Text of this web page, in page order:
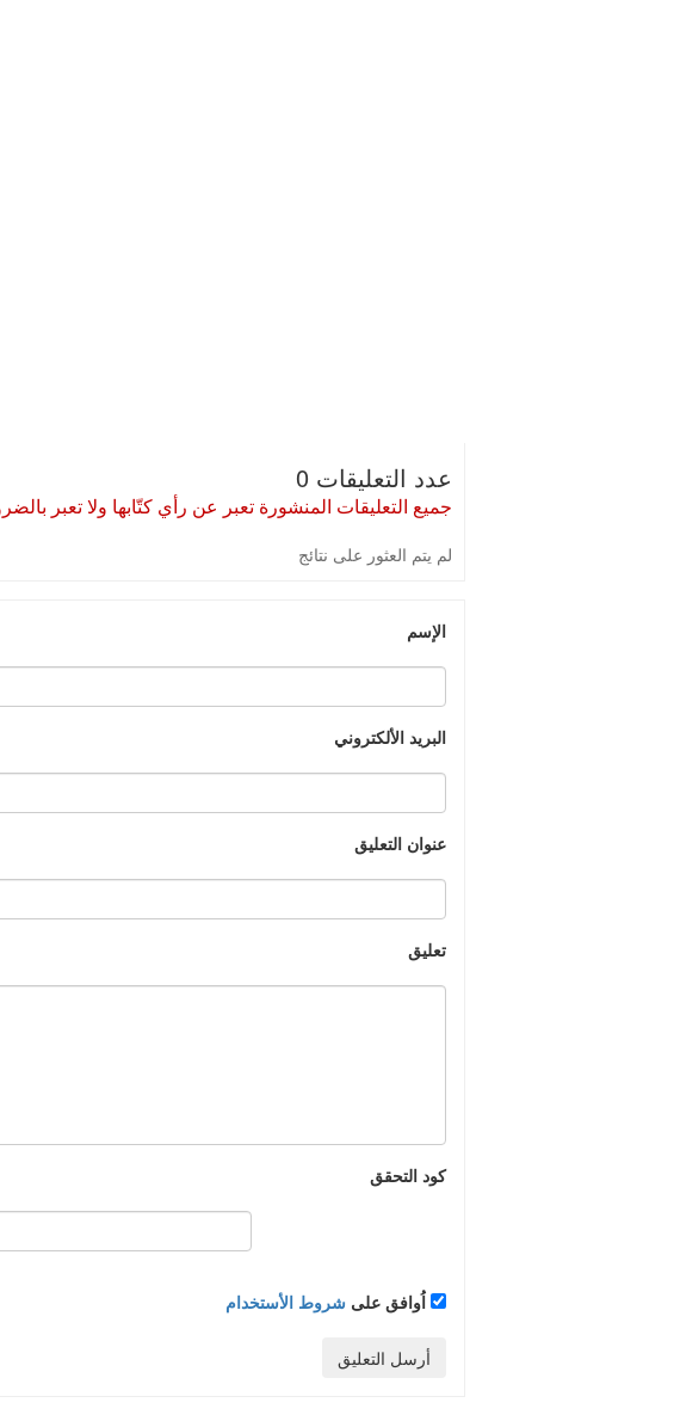
عدد التعليقات 0
جميع التعليقات المنشورة تعبر عن رأي كتّابها ولا تعبر
لم يتم العثور على نتائج
الإسم
البريد الألكتروني
عنوان التعليق
تعليق
كود التحقق
اُوافق على شروط الأستخدام
أرسل التعليق